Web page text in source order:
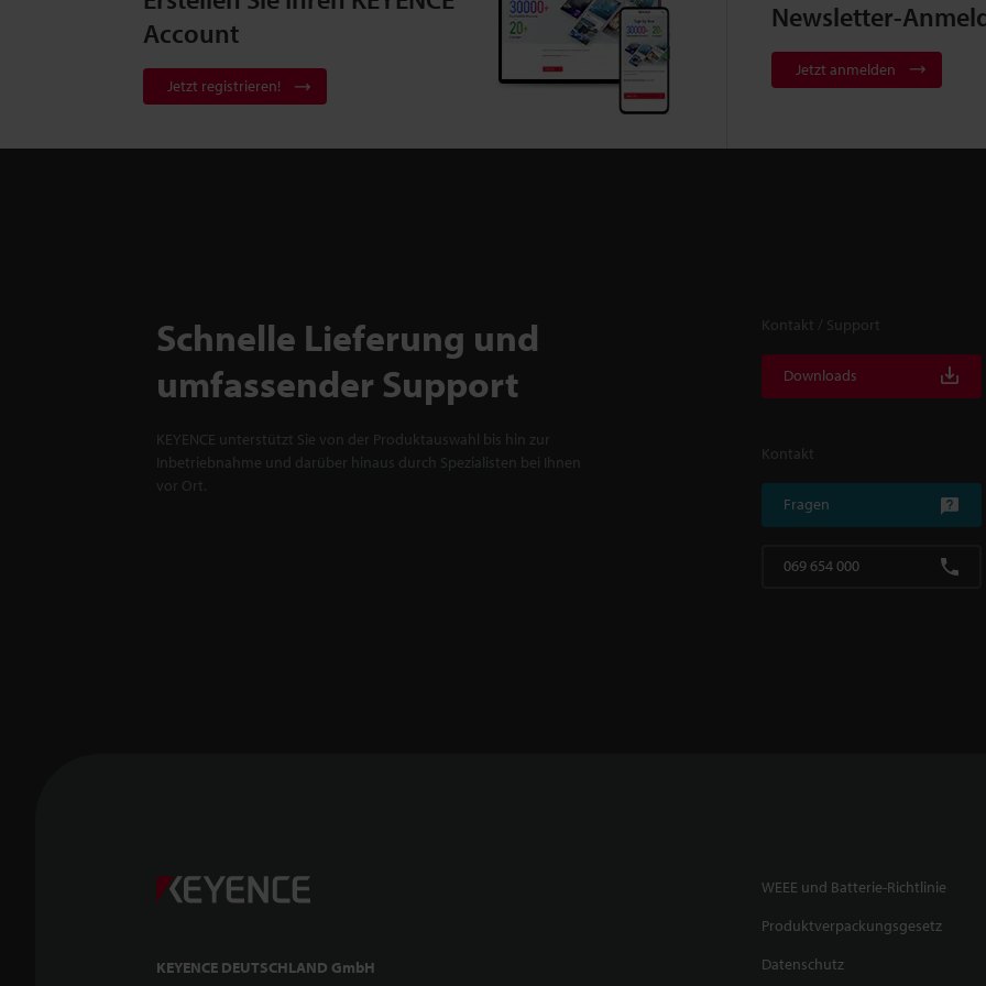
Account
Jetzt registrieren!
Newsletter-
Jetzt anmelden
Schnelle Lieferung und
umfassender Support
KEYENCE unterstützt Sie von der Produktauswahl bis hin zur
Inbetriebnahme und darüber hinaus durch Spezialisten bei Ihnen
vor Ort.
Kontakt / Support
Downloads
Kontakt
Fragen
069 654 000
KEYENCE DEUTSCHLAND GmbH
WEEE und Batterie-Richtlinie
Produktverpackungsgesetz
Datenschutz